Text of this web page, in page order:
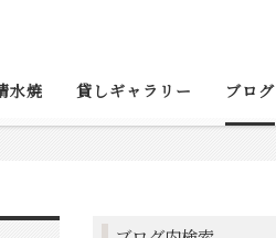
水焼 貸しギャラリー ブログ